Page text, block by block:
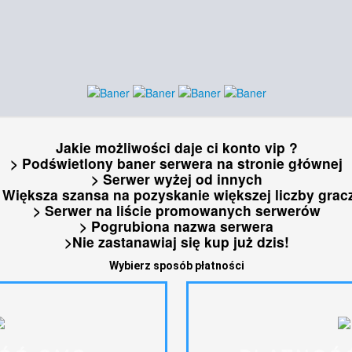
Jakie możliwości daje ci konto vip ?
> Podświetlony baner serwera na stronie głównej
> Serwer wyżej od innych
szansa na pozyskanie większej liczby
> Serwer na liście promowanych serwerów
> Pogrubiona nazwa serwera
>Nie zastanawiaj się kup już dzis!
Wybierz sposób płatności